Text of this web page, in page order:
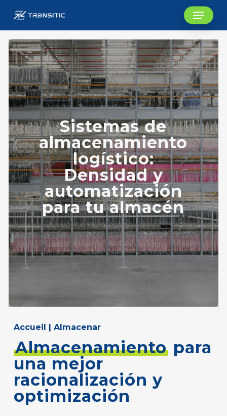
main
content
Menu
Sistemas de
almacenamiento
logístico:
Densidad y
automatización
para tu almacén
Accueil Almacenar
Almacenamientopara
una mejor
racionalización y
optimización